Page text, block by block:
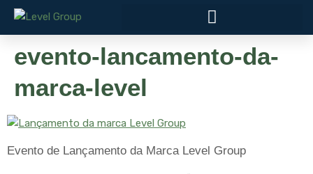
evento-lancamento-da-
marca-level
Evento de Lançamento da Marca Level Group